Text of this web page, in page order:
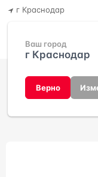
г Краснодар
Ваш город
г Краснодар
Верно
Boost